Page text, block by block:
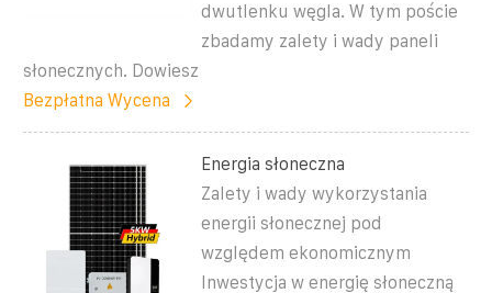
dwutlenku węgla. W tym poście
zbadamy zalety i wady paneli
słonecznych. Dowiesz
Bezpłatna Wycena
Energia słoneczna
Zalety i wady wykorzystania
energii słonecznej pod
względem ekonomicznym
Inwestycja w energię słoneczną